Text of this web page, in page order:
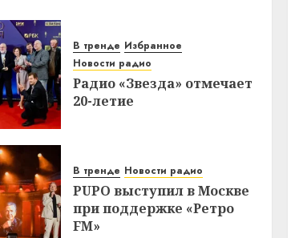
В тренде Избранное
Новости радио
Радио «Звезда» отмечает
20-летие
В тренде Новости радио
PUPO выступил в Москве
при поддержке «Ретро
FM»